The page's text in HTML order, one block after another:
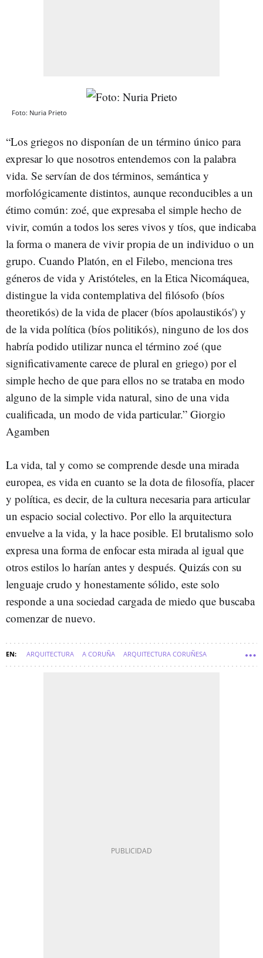
Foto: Nuria Prieto
“Los griegos no disponían de un término único para
expresar lo que nosotros entendemos con la palabra
vida. Se servían de dos términos, semántica y
morfológicamente distintos, aunque reconducibles a un
étimo común: zoé, que expresaba el simple hecho de
vivir, común a todos los seres vivos y tíos, que indicaba
la forma o manera de vivir propia de un individuo o un
grupo. Cuando Platón, en el Filebo, menciona tres
géneros de vida y Aristóteles, en la Etica Nicomáquea,
distingue la vida contemplativa del filósofo (bíos
theoretikós) de la vida de placer (bíos apolaustikós') y
de la vida política (bíos politikós), ninguno de los dos
habría podido utilizar nunca el término zoé (que
significativamente carece de plural en griego) por el
simple hecho de que para ellos no se trataba en modo
alguno de la simple vida natural, sino de una vida
cualificada, un modo de vida particular.” Giorgio
Agamben
La vida, tal y como se comprende desde una mirada
europea, es vida en cuanto se la dota de filosofía, placer
y política, es decir, de la cultura necesaria para articular
un espacio social colectivo. Por ello la arquitectura
envuelve a la vida, y la hace posible. El brutalismo solo
expresa una forma de enfocar esta mirada al igual que
otros estilos lo harían antes y después. Quizás con su
lenguaje crudo y honestamente sólido, este solo
responde a una sociedad cargada de miedo que buscaba
comenzar de nuevo.
ARQUITECTURA A CORUÑA ARQUITECTURA CORUÑESA